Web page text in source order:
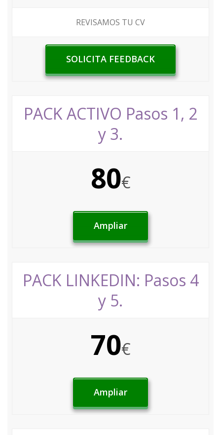
REVISAMOS TU CV
SOLICITA FEEDBACK
PACK ACTIVO Pasos 1, 2
y 3.
80€
Ampliar
PACK LINKEDIN: Pasos 4
y 5.
70€
Ampliar